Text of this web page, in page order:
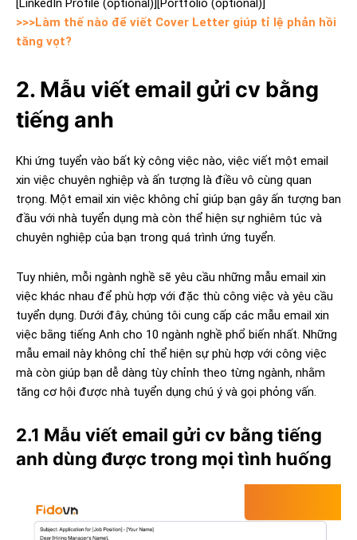
[LinkedIn Profile (optional)]
[Portfolio (optional)]
>>>Làm thế nào để viết Cover Letter giúp tỉ lệ phản hồi
tăng vọt?
2. Mẫu viết email gửi cv bằng
tiếng anh
Khi ứng tuyển vào bất kỳ công việc nào, việc viết một email
xin việc chuyên nghiệp và ấn tượng là điều vô cùng quan
trọng. Một email xin việc không chỉ giúp bạn gây ấn tượng ban
đầu với nhà tuyển dụng mà còn thể hiện sự nghiêm túc và
chuyên nghiệp của bạn trong quá trình ứng tuyển.
Tuy nhiên, mỗi ngành nghề sẽ yêu cầu những mẫu email xin
việc khác nhau để phù hợp với đặc thù công việc và yêu cầu
tuyển dụng. Dưới đây, chúng tôi cung cấp các mẫu email xin
việc bằng tiếng Anh cho 10 ngành nghề phổ biến nhất. Những
mẫu email này không chỉ thể hiện sự phù hợp với công việc
mà còn giúp bạn dễ dàng tùy chỉnh theo từng ngành, nhằm
tăng cơ hội được nhà tuyển dụng chú ý và gọi phỏng vấn.
2.1 Mẫu viết email gửi cv bằng tiếng
anh dùng được trong mọi tình huống